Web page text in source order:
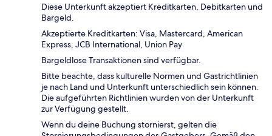
Diese Unterkunft akzeptiert Kreditkarten, Debitkarten und
Bargeld.
Akzeptierte Kreditkarten: Visa, Mastercard, American
Express, JCB International, Union Pay
Bargeldlose Transaktionen sind verfügbar.
Bitte beachte, dass kulturelle Normen und Gastrichtlinien
je nach Land und Unterkunft unterschiedlich sein können.
Die aufgeführten Richtlinien wurden von der Unterkunft
zur Verfügung gestellt.
Wenn du deine Buchung stornierst, gelten die